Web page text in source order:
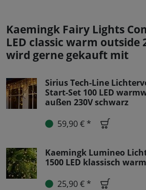
Kaemingk Fairy Lights
LED classic warm outside
wird gerne gekauft mit
Sirius Tech-Line
Start-Set 100 LED
außen 230V schwarz
59,90 € *
Kaemingk Lumineo
1500 LED klassisch
25,90 € *